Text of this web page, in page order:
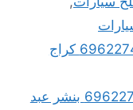
تصليح سيارات متنقل العمرية 69622745 كراج
بنشر متنقل عبد الله المبارك 69622745 بنشر عبد